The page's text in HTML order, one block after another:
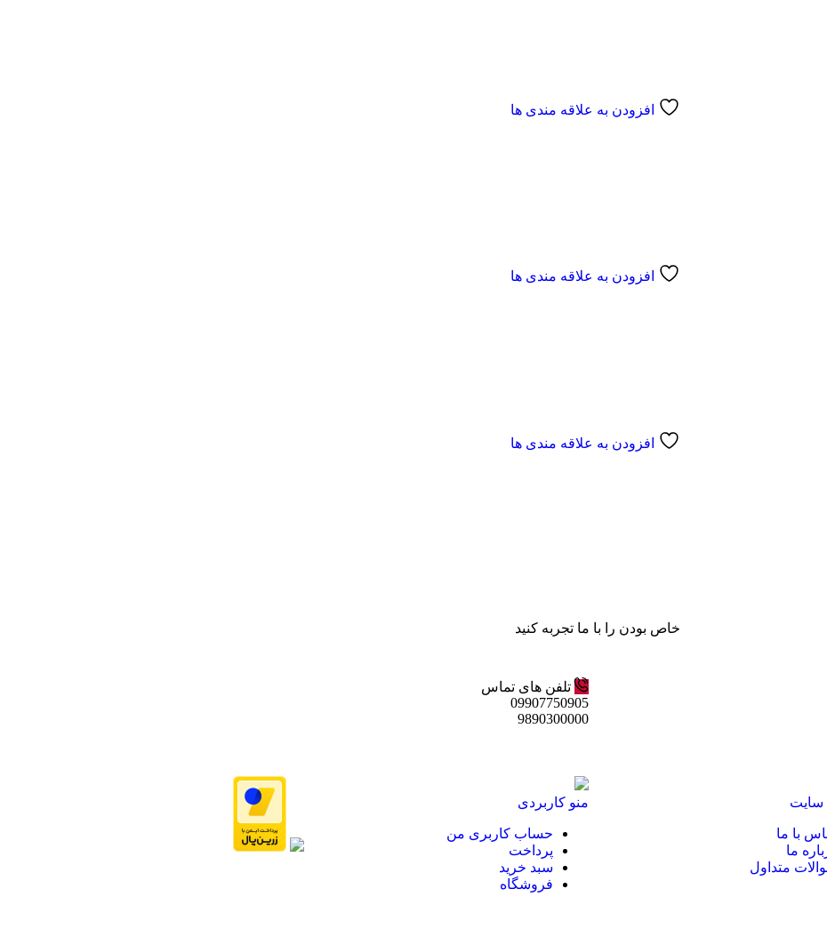
افزودن به علاقه مندی ها
افزودن به علاقه مندی ها
افزودن به علاقه مندی ها
خاص بودن را با ما تجربه کنید
تلفن های تماس
09907750905
9890300000
با ما
ما
متداول
منو کاربردی
حساب کاربری من
پرداخت
سبد خرید
فروشگاه